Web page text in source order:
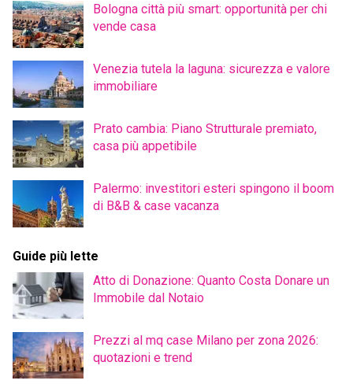
Bologna città più smart: opportunità per chi
vende casa
Venezia tutela la laguna: sicurezza e valore
immobiliare
Prato cambia: Piano Strutturale premiato,
casa più appetibile
Palermo: investitori esteri spingono il boom
di B&B & case vacanza
Guide più lette
Atto di Donazione: Quanto Costa Donare un
Immobile dal Notaio
Prezzi al mq case Milano per zona 2026:
quotazioni e trend